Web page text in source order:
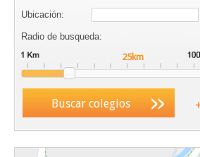
Ubicación:
Radio de busqueda:
Buscar colegios